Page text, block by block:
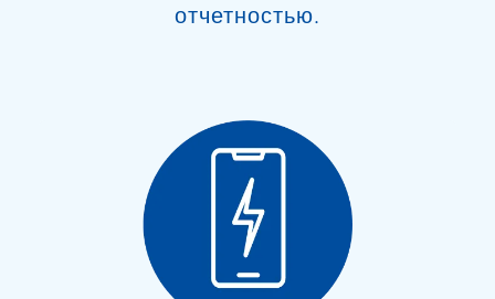
отчетностью.